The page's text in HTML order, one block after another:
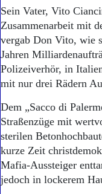
Sein Vater, Vito
Zusammenarbeit mit
vergab Don Vito, wie
Jahren
Polizeiverhör, in
mit nur drei Rädern
Dem „Sacco di
Straßenzüge mit
sterilen
kurze Zeit
Mafia-Aussteiger
jedoch in lockerem